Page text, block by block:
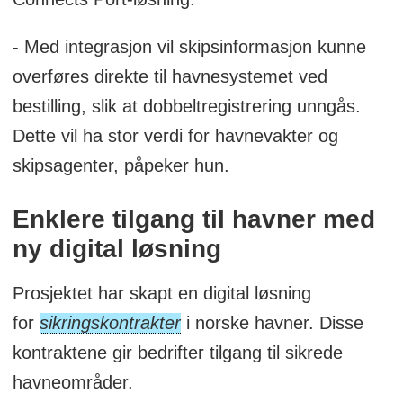
- Med integrasjon vil skipsinformasjon kunne
overføres direkte til havnesystemet ved
bestilling, slik at dobbeltregistrering unngås.
Dette vil ha stor verdi for havnevakter og
skipsagenter, påpeker hun.
Enklere tilgang til havner med
ny digital løsning
Prosjektet har skapt en digital løsning
for sikringskontrakteri norske havner. Disse
kontraktene gir bedrifter tilgang til sikrede
havneområder.